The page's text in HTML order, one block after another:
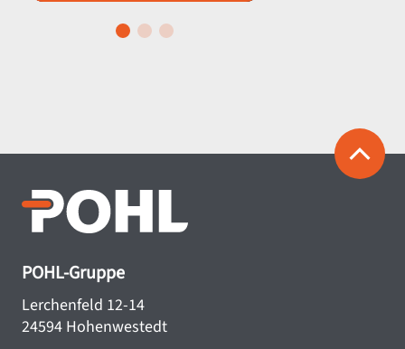
POHL-Gruppe
Lerchenfeld 12-14
24594 Hohenwestedt